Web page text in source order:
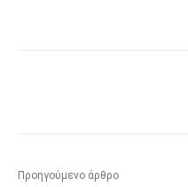
Προηγούμενο άρθρο